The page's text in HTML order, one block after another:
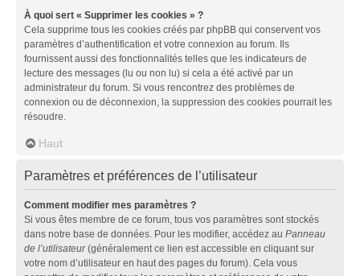
À quoi sert « Supprimer les cookies » ?
Cela supprime tous les cookies créés par phpBB qui conservent vos
paramètres d’authentification et votre connexion au forum. Ils
fournissent aussi des fonctionnalités telles que les indicateurs de
lecture des messages (lu ou non lu) si cela a été activé par un
administrateur du forum. Si vous rencontrez des problèmes de
connexion ou de déconnexion, la suppression des cookies pourrait les
résoudre.
Haut
Paramètres et préférences de l’utilisateur
Comment modifier mes paramètres ?
Si vous êtes membre de ce forum, tous vos paramètres sont stockés
dans notre base de données. Pour les modifier, accédez au Panneau
de l’utilisateur(généralement ce lien est accessible en cliquant sur
votre nom d’utilisateur en haut des pages du forum). Cela vous